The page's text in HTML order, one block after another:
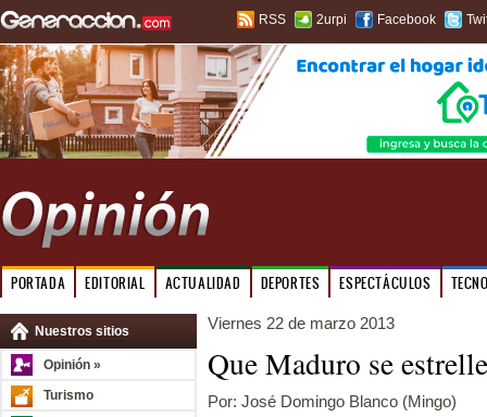
RSS 2urpi Facebook
PORTADA EDITORIAL ACTUALIDAD DEPORTES ESPECTÁCULOS
Nuestros sitios
Opinión »
Turismo
Viernes 22 de marzo 2013
Que Maduro se
Por: José Domingo Blanco (Mingo)